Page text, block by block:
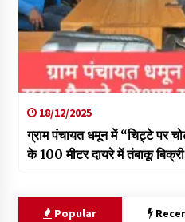
18/12/2025
ग्राम पंचायत धमून में “चिट्टे पर
के 100 मीटर दायरे में तंबाकू बिक्री
Popular